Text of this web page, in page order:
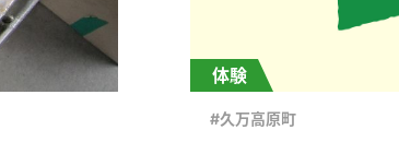
体験
#久万高原町